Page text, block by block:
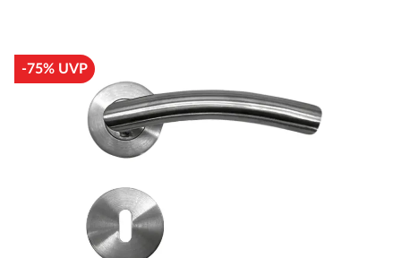
-75% UVP